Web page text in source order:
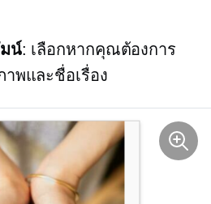
น์: เลือกหากคุณต้องการ
พและชื่อเรื่อง